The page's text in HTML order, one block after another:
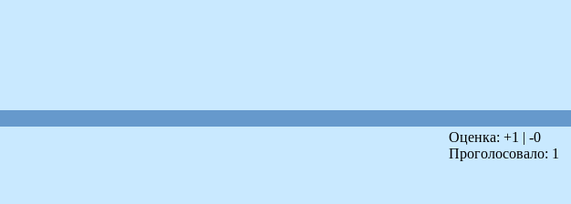
Оценка: +1 | -0
Проголосовало: 1